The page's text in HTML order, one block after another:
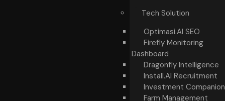
Tech Solution
Optimasi.AI SEO
Firefly Monitoring
Dashboard
Dragonfly Intelligence
Install.AI Recruitment
Investment
Farm Management